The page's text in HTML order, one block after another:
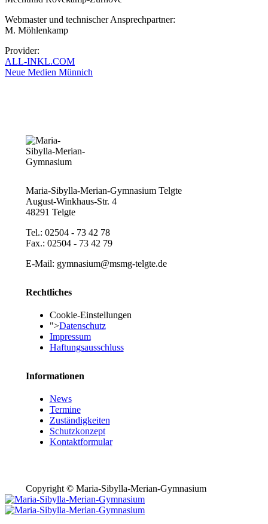
Webmaster und technischer Ansprechpartner:
M. Möhlenkamp
Provider:
ALL-INKL.COM
Neue Medien Münnich
Maria-Sibylla-Merian-Gymnasium Telgte
August-Winkhaus-Str. 4
48291 Telgte
Tel.: 02504 - 73 42 78
Fax.: 02504 - 73 42 79
E-Mail: gymnasium@msmg-telgte.de
Rechtliches
Cookie-Einstellungen
">Datenschutz
Impressum
Haftungsausschluss
Informationen
News
Termine
Zuständigkeiten
Schutzkonzept
Kontaktformular
Copyright © Maria-Sibylla-Merian-Gymnasium